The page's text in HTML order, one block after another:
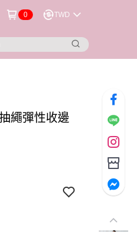
0 TWD
繩彈性收邊